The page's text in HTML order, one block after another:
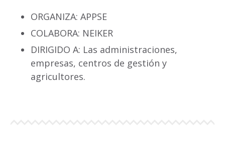
ORGANIZA: APPSE
COLABORA: NEIKER
DIRIGIDO A: Las administraciones,
empresas, centros de gestión y
agricultores.